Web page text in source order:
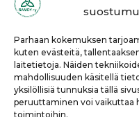
Parhaan kokemuksen
kuten evästeitä,
laitetietoja. Näiden
mahdollisuuden käsitellä
yksilöllisiä tunnuksia tällä
peruuttaminen voi vaikuttaa
toimintoihin.